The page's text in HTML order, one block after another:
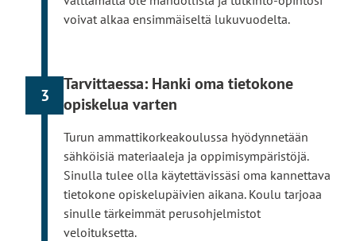
l
voivat alkaa ensimmäiseltä lukuvuodelta.
3
Tarvittaessa: Hanki oma tietokone
opiskelua varten
Turun ammattikorkeakoulussa hyödynnetään
sähköisiä materiaaleja ja oppimisympäristöjä.
Sinulla tulee olla käytettävissäsi oma kannettava
tietokone opiskelupäivien aikana. Koulu tarjoaa
sinulle tärkeimmät perusohjelmistot
veloituksetta.